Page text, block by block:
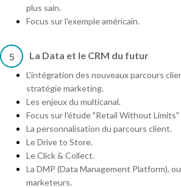
plus sain.
Focus sur l'exemple américain.
5 La Data et le CRM du futur
L'intégration des nouveaux parcours
stratégie marketing.
Les enjeux du multicanal.
Focus sur l'étude "Retail Without Limits"
La personnalisation du parcours client.
Le Drive to Store.
Le Click & Collect.
La DMP (Data Management Platform),
marketeurs.